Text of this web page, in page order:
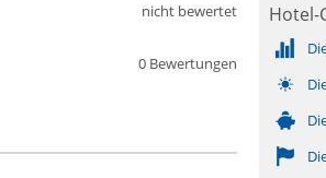
0 Bewertungen
nicht bewertet Hotel-